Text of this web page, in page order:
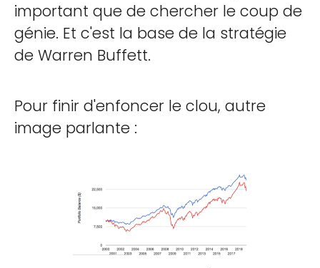
important que de chercher le coup de
génie. Et c'est la base de la stratégie
de Warren Buffett.
Pour finir d'enfoncer le clou, autre
image parlante :